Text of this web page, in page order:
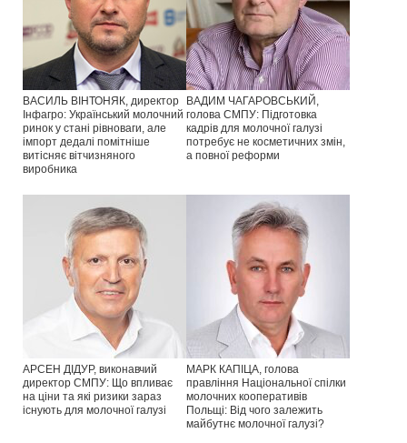
ВАСИЛЬ ВІНТОНЯК, директор
Інфагро: Український молочний
ринок у стані рівноваги, але
імпорт дедалі помітніше
витісняє вітчизняного
виробника
ВАДИМ ЧАГАРОВСЬКИЙ,
голова СМПУ: Підготовка
кадрів для молочної галузі
потребує не косметичних змін,
а повної реформи
АРСЕН ДІДУР, виконавчий
директор СМПУ: Що впливає
на ціни та які ризики зараз
існують для молочної галузі
МАРК КАПІЦА, голова
правління Національної спілки
молочних кооперативів
Польщі: Від чого залежить
майбутнє молочної галузі?